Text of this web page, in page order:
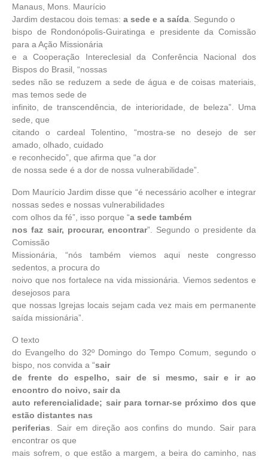
Manaus, Mons. Maurício
Jardim destacou dois temas: a sede e a saída. Segundo o
bispo de Rondonópolis-Guiratinga e presidente da Comissão
para a Ação Missionária
e a Cooperação Intereclesial da Conferência Nacional dos
Bispos do Brasil, “nossas
sedes não se reduzem a sede de água e de coisas materiais,
mas temos sede de
infinito, de transcendência, de interioridade, de beleza”. Uma
sede, que
citando o cardeal Tolentino, “mostra-se no desejo de ser
amado, olhado, cuidado
e reconhecido”, que afirma que “a dor
de nossa sede é a dor de nossa vulnerabilidade”.
Dom Maurício Jardim disse que “é necessário acolher e integrar
nossas sedes e nossas vulnerabilidades
com olhos da fé”, isso porque “a sede também
nos faz sair, procurar, encontrar”. Segundo o presidente da
Comissão
Missionária, “nós também viemos aqui neste congresso
sedentos, a procura do
noivo que nos fortalece na vida missionária. Viemos sedentos e
desejosos para
que nossas Igrejas locais sejam cada vez mais em permanente
saída missionária”.
O texto
do Evangelho do 32º Domingo do Tempo Comum, segundo o
bispo, nos convida a “sair
de frente do espelho, sair de si mesmo, sair e ir ao
encontro do noivo, sair da
auto referencialidade; sair para tornar-se próximo dos que
estão distantes nas
periferias. Sair em direção aos confins do mundo. Sair para
encontrar os que
mais sofrem, o que estão a margem, a beira do caminho, nas